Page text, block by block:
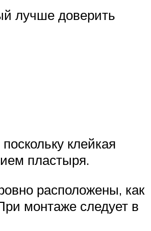
лучше доверить
клейкая
пластыря.
расположены, как
монтаже следует в